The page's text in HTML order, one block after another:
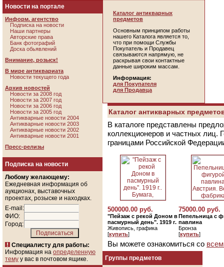
Новости на портале
Информ. агентство
Подписка на новости
Наши партнеры
Авторские права
Банк фотографий
Доска обьявлений
Внимание, розыск!
В мире антиквариата
Новости текущего года
Архив новостей
Новости за 2008 год
Новости за 2007 год
Новости за 2006 год
Новости за 2005 год
Антикварные новости 2004
Антикварные новости 2003
Антикварные новости 2002
Антикварные новости 2001
Пресс-релизы
Подписка на новости
Любому желающему:
Ежедневная информация об
аукционах, выставочных
проектах, розыске и находках.
E-mail:
ФИО:
Город:
Специалисту для работы:
Информация на определенную
тему у вас в почтовом ящике.
Каталог антикварных
предметов
Основным принципом работы
нашего Каталога является то,
что при помощи Службы
Покупатель и Продавец
связываются напрямую, не
раскрывая свои контактные
данные широким массам.
Информация:
для Покупателя
для Продавца
Каталог антикварных
В каталоге представлены
коллекционеров и частных лиц.
границами Российской
500000.00 руб.
"Пейзаж с рекой Доном в
пасмурный день". 1919 г.
Живопись, графика
[купить]
75000.00 руб.
Пепельница с
павлина
Бронза
[купить]
Вы можете ознакомиться со
Группы предметов